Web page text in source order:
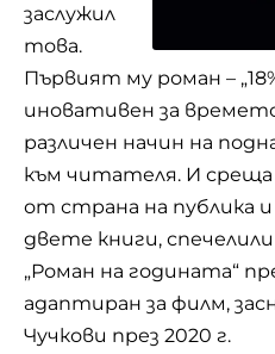
заслужил
това.
Първият му роман –
иновативен за
различен начин на
към читателя. И
от страна на публика
двете книги, спечелили
„Роман на годината“
адаптиран за филм,
Чучкови през 2020 г.